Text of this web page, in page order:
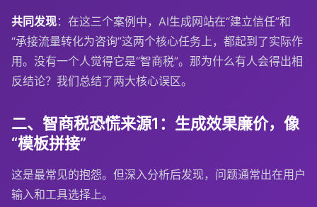
共同发现：在这三个案例中，AI生成网站在“建立信任”和
“承接流量转化为咨询”这两个核心任务上，都起到了实际作
用。没有一个人觉得它是“智商税”。那为什么有人会得出相
反结论？我们总结了两大核心误区。
二、智商税恐慌来源1：生成效果廉价，像
“模板拼接”
这是最常见的抱怨。但深入分析后发现，问题通常出在用户
输入和工具选择上。